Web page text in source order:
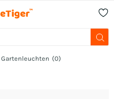
Gartenleuchten (0)